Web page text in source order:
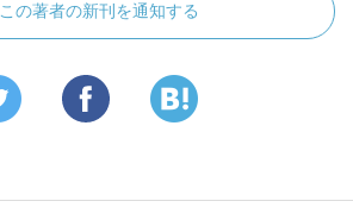
この著者の新刊を通知する